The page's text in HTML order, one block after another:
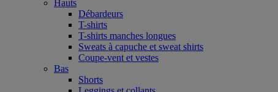
Hauts
Débardeurs
T-shirts
T-shirts manches longues
Sweats à capuche et sweat shirts
Coupe-vent et vestes
Bas
Shorts